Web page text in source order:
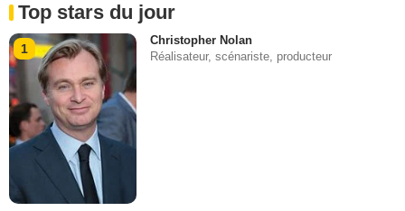
Top stars du jour
1
Christopher Nolan
Réalisateur, scénariste, producteur